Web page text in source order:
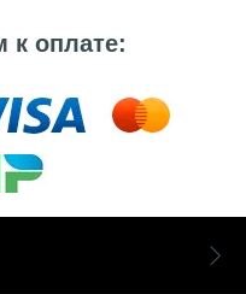
оплате: